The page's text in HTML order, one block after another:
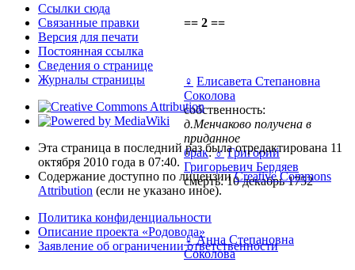
== 2 ==
♀ Елисавета Степановна
Соколова
собственность:
д.Менчаково получена в
приданное
брак:♂ Григорий
Григорьевич Бердяев
смерть: 10 декабрь 1752
♀ Анна Степановна
Соколова
Ссылки сюда
Связанные правки
Версия для печати
Постоянная ссылка
Сведения о странице
Журналы страницы
Эта страница в последний раз была отредактирована 11
октября 2010 года в 07:40.
Содержание доступно по лицензииCreative Commons
Attribution (если не указано иное).
Политика конфиденциальности
Описание проекта «Родовода»
Заявление об ограничении ответственности